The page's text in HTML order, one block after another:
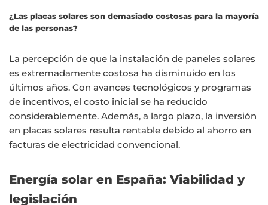
¿Las placas solares son demasiado costosas para la mayoría
de las personas?
La percepción de que la instalación de paneles solares
es extremadamente costosa ha disminuido en los
últimos años. Con avances tecnológicos y programas
de incentivos, el costo inicial se ha reducido
considerablemente. Además, a largo plazo, la inversión
en placas solares resulta rentable debido al ahorro en
facturas de electricidad convencional.
Energía solar en España: Viabilidad y
legislación